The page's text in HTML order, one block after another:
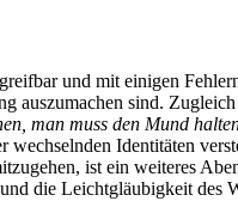
und mit einigen
auszumachen sind.
man muss den Mund
wechselnden Identitäten
ist ein weiteres
die Leichtgläubigkeit des